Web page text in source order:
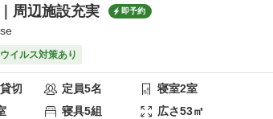
周辺施設充実
即予約
イルス対策あり
切 定員5名 寝室2室
寝具5組 広さ53㎡